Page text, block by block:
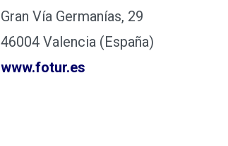
Gran Vía Germanías, 29
46004 Valencia (España)
www.fotur.es